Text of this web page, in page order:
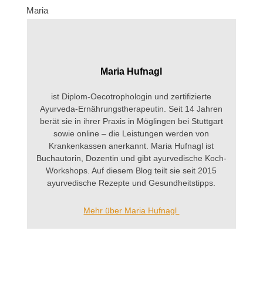
Maria
Maria Hufnagl
ist Diplom-Oecotrophologin und zertifizierte
Ayurveda-Ernährungstherapeutin. Seit 14 Jahren
berät sie in ihrer Praxis in Möglingen bei Stuttgart
sowie online – die Leistungen werden von
Krankenkassen anerkannt. Maria Hufnagl ist
Buchautorin, Dozentin und gibt ayurvedische Koch-
Workshops. Auf diesem Blog teilt sie seit 2015
ayurvedische Rezepte und Gesundheitstipps.
Mehr über Maria Hufnagl